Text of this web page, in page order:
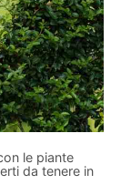
le piante
da tenere in